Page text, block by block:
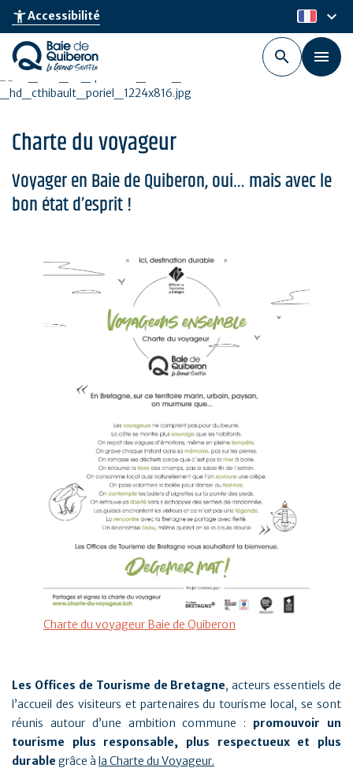
Aller
au
contenu
principal
accessibility_newAccessibilité fr
keyboard_arrow_down
Charte du voyageur
Voyager en Baie de Quiberon, oui… mais avec le
bon état d’esprit !
Charte du voyageur Baie de Quiberon
Les Offices de Tourisme de Bretagne, acteurs essentiels de
l’accueil des visiteurs et partenaires du tourisme local, se sont
réunis autour d’une ambition commune : promouvoir un
tourisme plus responsable, plus respectueux et plus
durable grâce à la Charte du Voyageur.